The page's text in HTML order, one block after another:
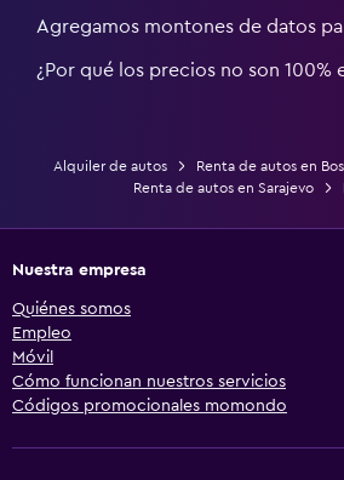
Agregamos montones de datos
¿Por qué los precios no son 100%
Alquiler de autos
Renta de autos en
Renta de autos en Sarajevo
Nuestra empresa
Quiénes somos
Empleo
Móvil
Cómo funcionan nuestros servicios
Códigos promocionales momondo